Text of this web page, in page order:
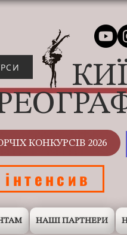
КОНКУРСІВ 2026
НАШІ ПАРТНЕРИ